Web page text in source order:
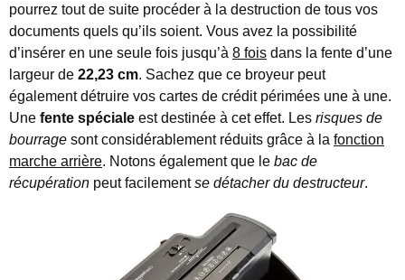
pourrez tout de suite procéder à la destruction de tous vos
documents quels qu’ils soient. Vous avez la possibilité
d’insérer en une seule fois jusqu’à 8 fois dans la fente d’une
largeur de 22,23 cm. Sachez que ce broyeur peut
également détruire vos cartes de crédit périmées une à une.
Une fente spéciale est destinée à cet effet. Les risques de
bourrage sont considérablement réduits grâce à la fonction
marche arrière. Notons également que le bac de
récupération peut facilementse détacher du destructeur.